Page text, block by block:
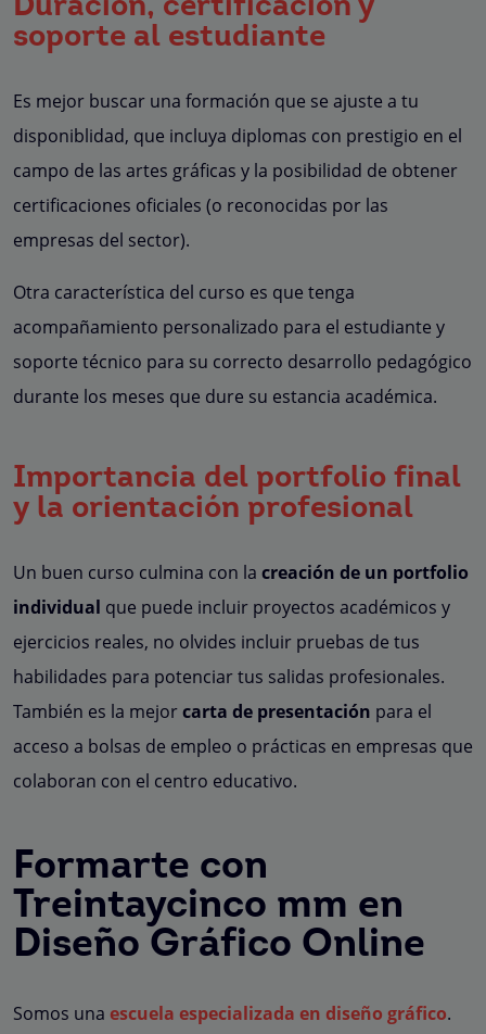
Duración, certificación y
soporte al estudiante
Es mejor buscar una formación que se ajuste a tu
disponiblidad, que incluya diplomas con prestigio en el
campo de las artes gráficas y la posibilidad de obtener
certificaciones oficiales (o reconocidas por las
empresas del sector).
Otra característica del curso es que tenga
acompañamiento personalizado para el estudiante y
soporte técnico para su correcto desarrollo pedagógico
durante los meses que dure su estancia académica.
Importancia del portfolio final
y la orientación profesional
Un buen curso culmina con la creación de un portfolio
individual que puede incluir proyectos académicos y
ejercicios reales, no olvides incluir pruebas de tus
habilidades para potenciar tus salidas profesionales.
También es la mejorcarta de presentación para el
acceso a bolsas de empleo o prácticas en empresas que
colaboran con el centro educativo.
Formarte con
Treintaycinco mm en
Diseño Gráfico Online
Somos una escuela especializada en diseño gráfico.